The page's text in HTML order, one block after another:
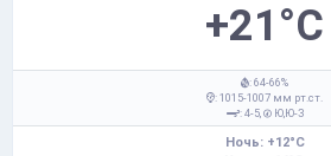
+21°C
: 64-66%
: 1015-1007 мм рт.ст.
: 4-5,
Ю,Ю-З
Ночь: +12°C